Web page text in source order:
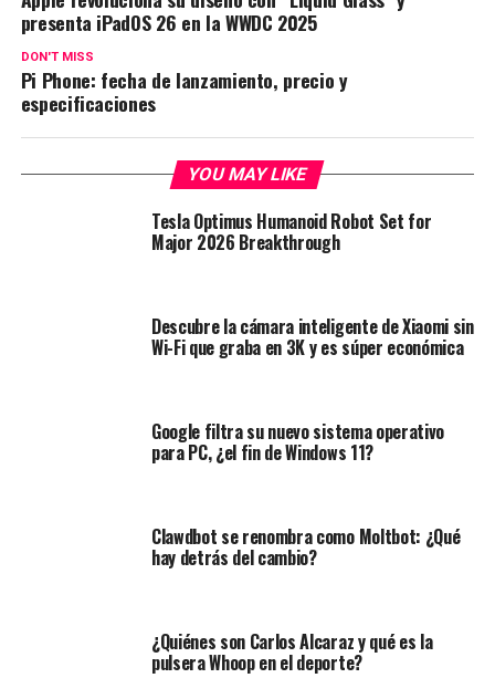
presenta iPadOS 26 en la WWDC 2025
DON'T MISS
Pi Phone: fecha de lanzamiento, precio y
especificaciones
YOU MAY LIKE
Tesla Optimus Humanoid Robot Set for
Major 2026 Breakthrough
Descubre la cámara inteligente de Xiaomi sin
Wi-Fi que graba en 3K y es súper económica
Google filtra su nuevo sistema operativo
para PC, ¿el fin de Windows 11?
Clawdbot se renombra como Moltbot: ¿Qué
hay detrás del cambio?
¿Quiénes son Carlos Alcaraz y qué es la
pulsera Whoop en el deporte?